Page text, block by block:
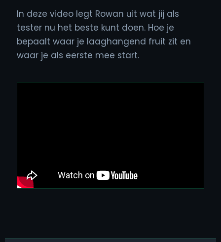
In deze video legt Rowan uit wat jij als
tester nu het beste kunt doen. Hoe je
bepaalt waar je laaghangend fruit zit en
waar je als eerste mee start.